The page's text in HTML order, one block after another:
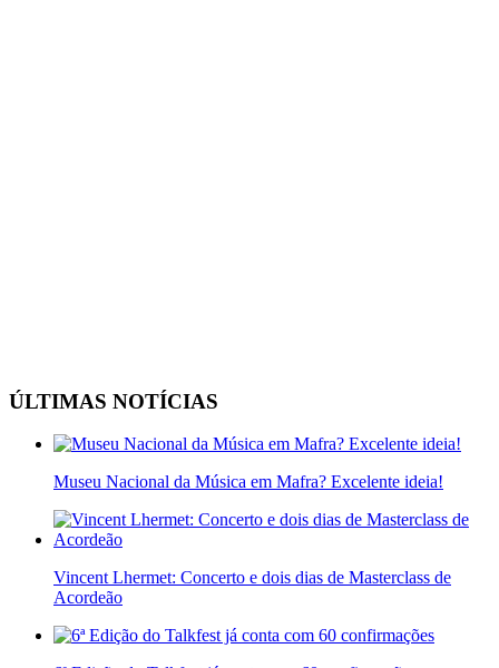
ÚLTIMAS NOTÍCIAS
Museu Nacional da Música em Mafra? Excelente ideia!
Vincent Lhermet: Concerto e dois dias de Masterclass de
Acordeão